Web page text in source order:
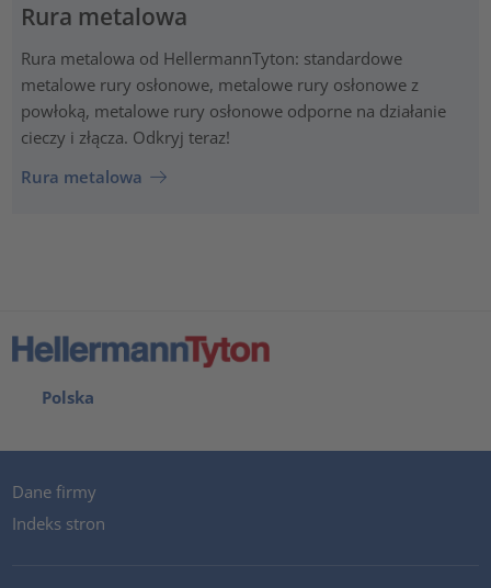
Rura metalowa
Rura metalowa od HellermannTyton: standardowe
metalowe rury osłonowe, metalowe rury osłonowe z
powłoką, metalowe rury osłonowe odporne na działanie
cieczy i złącza. Odkryj teraz!
Rura metalowa
Polska
Dane firmy
Indeks stron